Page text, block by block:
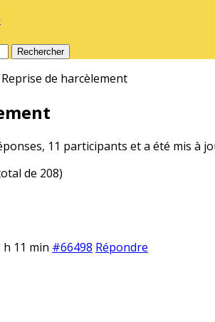
Rechercher
Reprise de harcèlement
11 participants et a été mis à
de 208)
h 11 min #66498 Répondre